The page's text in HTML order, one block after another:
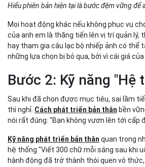
Hiểu phiên bản hiện tại là bước đệm vững để
Mọi hoạt động khác nếu không phục vụ
của anh em là thăng tiến lên vị trí quản lý,
hay tham gia câu lạc bộ nhiếp ảnh có thể
những lựa chọn bị bỏ qua, bởi vì cái giá
Bước 2: Kỹ năng
Sau khi đã chọn được mục tiêu, sai lầm
thì nghỉ. Cách phát triển bản thân bền
nói rất đúng: "Bạn không vươn lên tới cấp
Kỹ năng phát triển bản thân quan trọng
hệ thống "Viết 300 chữ mỗi sáng sau khi
hành động đã trở thành thói quen vô